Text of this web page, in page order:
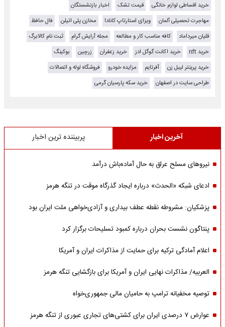
خرید اقساطی لوازم خانگی قیمت تشک
اخبار بازنشستگان
مهاجرت تحصیلی آلمان
ویزای استارتاپ کانادا مخازن پلی اتیلن
فال حافظ
قلیان میرداماد
کافه مناسب کار و مطالعه مجله آرایش گرام
ثبت نام کالابرگ
خرید nft
خرید اکانت گوگل ادز خرید زعفران زرچین
بوکینگ
خرید پرینتر لیبل زن
آفرتایم مزایده خودرو
فروشگاه لوله و اتصالات
طراحی سایت در اصفهان
خرید سکه پارسیان گرمی
آخرین اخبار پربیننده ترین اخبار
نیروهای مسلح عراق به حال آماده‌باش درآمد
ادعای شبکه «الحدث» درباره ایجاد گذرگاه موقت در تنگه هرمز
پزشکیان: مشروطه نقطه عطف بیداری و آزادی‌خواهی ملت ایران بود
پنتاگون نشست بحران درباره کمبود تسلیحات برگزار کرد
اعلام آمادگی ترکیه برای حمایت از مذاکرات ایران و آمریکا
العربیه/ مذاکرات نهایی ایران و آمریکا برای بازگشایی تنگه هرمز
توصیه مخفیانه ترامپ به حامیان مالی جمهوری‌خواه
عوارض ۷ درصدی ایران برای کشتی‌های تجاری عبوری از تنگه هرمز